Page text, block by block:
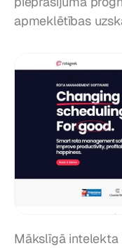
apmeklētības
Mākslīgā